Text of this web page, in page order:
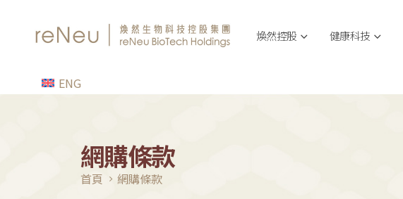
煥然控股 健康科技
ENG
網購條款
首頁 網購條款